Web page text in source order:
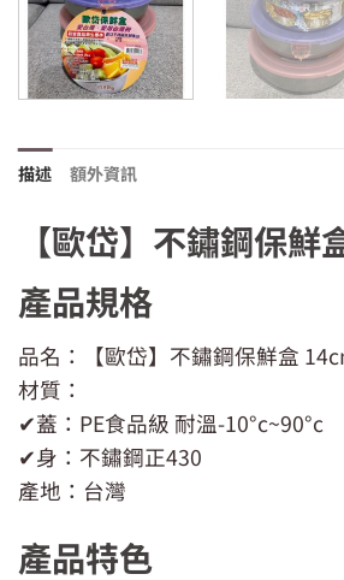
描述 額外資訊
【歐岱】不鏽鋼保
產品規格
品名：【歐岱】不鏽鋼保鮮盒
材質：
✔蓋：PE食品級 耐溫-10°c~90°c
✔身：不鏽鋼正430
產地：台灣
產品特色